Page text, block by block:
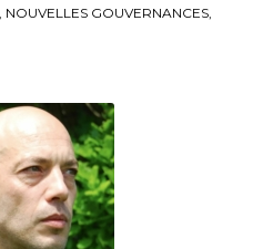
NOUVELLES GOUVERNANCES,